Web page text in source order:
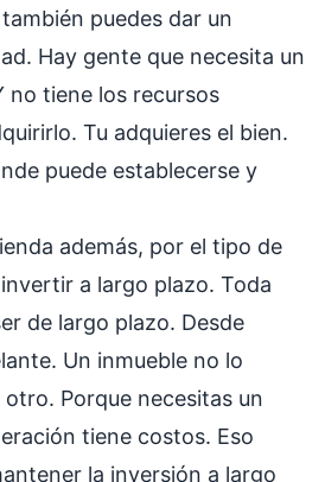
puedes dar un
Hay gente que necesita un
no tiene los recursos
Tu adquieres el bien.
puede establecerse y
además, por el tipo de
a largo plazo. Toda
de largo plazo. Desde
Un inmueble no lo
Porque necesitas un
tiene costos. Eso
la inversión a largo